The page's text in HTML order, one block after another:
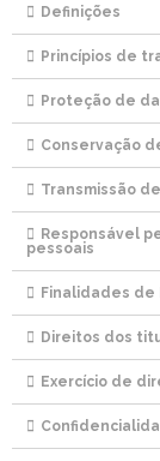
Definições
Princípios de
Proteção de
Conservação
Transmissão
Responsável
pessoais
Finalidades de
Direitos dos
Exercício de